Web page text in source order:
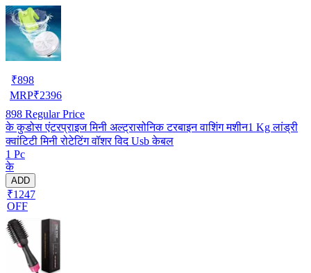
₹898
MRP₹2396
898 Regular Price
के कुडोस एंटरप्राइज मिनी अल्ट्रासोनिक टरबाइन वाशिंग मशीन1 Kg लांड्री
क्वांटिटी मिनी रोटेटिंग वॉशर विद Usb केबल
1 Pc
के
ADD
₹1247
OFF